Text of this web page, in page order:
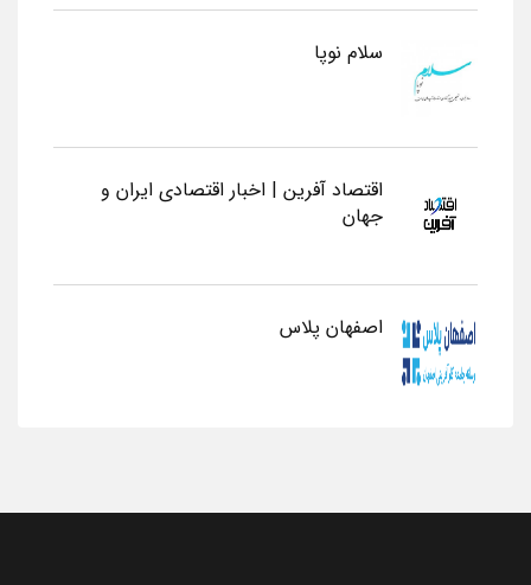
سلام نوپا
اقتصاد آفرین | اخبار اقتصادی ایران و
جهان
اصفهان پلاس